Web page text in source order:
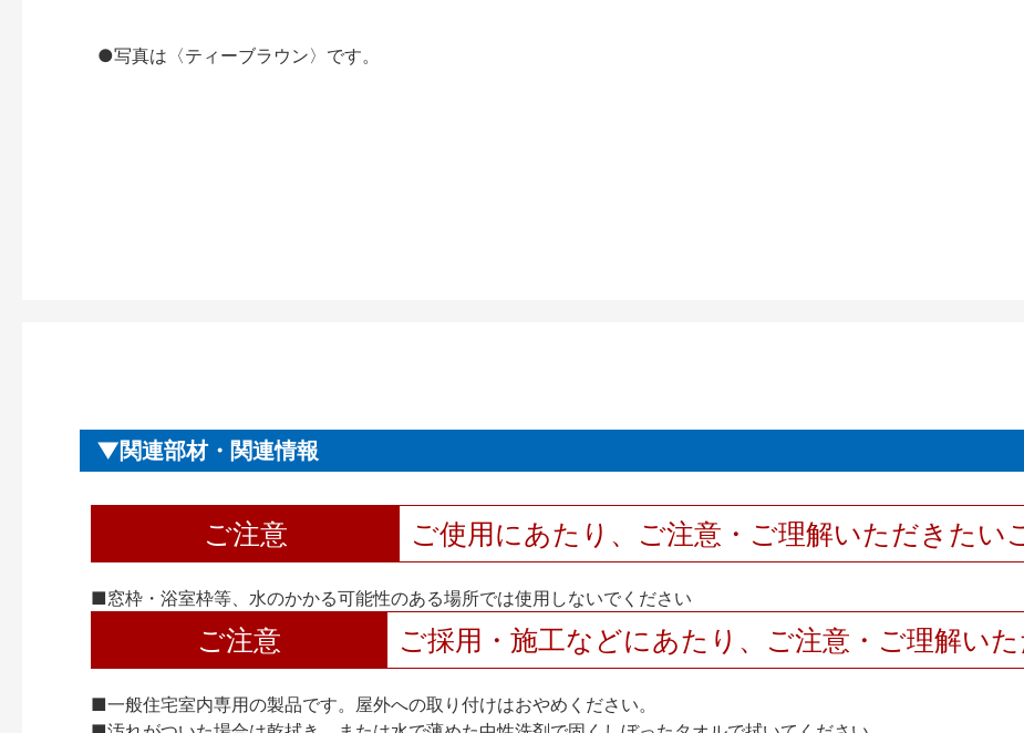
●写真は〈ティーブラウン〉です。
関連部材・関連情報
ご注意 ご使用にあたり、ご注意・ご理解いただきたい
■窓枠・浴室枠等、水のかかる可能性のある場所では使用しないでください
ご注意 ご採用・施工などにあたり、ご注意・ご理解い
■一般住宅室内専用の製品です。屋外への取り付けはおやめください。